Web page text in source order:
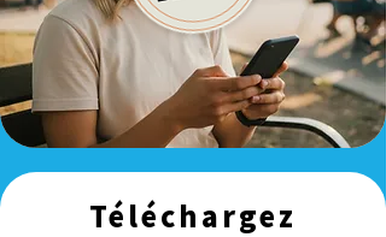
Téléchargez